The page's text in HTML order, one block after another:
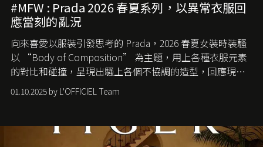
#MFW : Prada 2026 春夏系列，以異常衣服回
應當刻的亂況
向來喜愛以服裝引發思考的 Prada，2026 春夏女裝時裝騷
以 “Body of Composition” 為主題，用上各種衣服元素
的對比和碰撞，呈現出騷上各個不協調的造型，回應現今
社會各種資訊、文化超載的現象。
01.10.2025 by L'OFFICIEL Team